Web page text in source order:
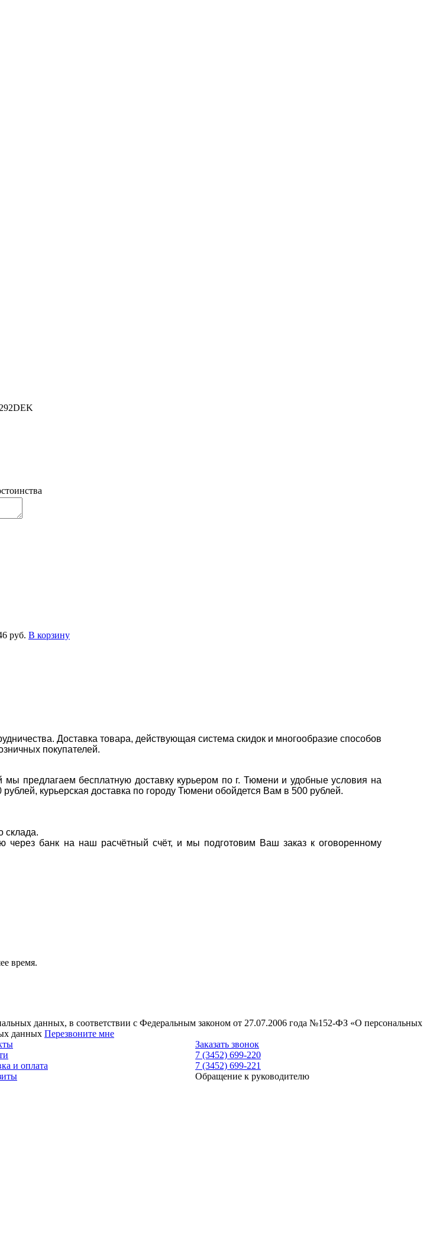
руб. В корзину
Доставка товара, действующая система скидок и многообразие способов
покупателей.
предлагаем бесплатную доставку курьером по г. Тюмени и удобные условия на
курьерская доставка по городу Тюмени обойдется Вам в 500 рублей.
склада.
через банк на наш расчётный счёт, и мы подготовим Ваш заказ к оговоренному
время.
данных, в соответствии с Федеральным законом от 27.07.2006 года №152-ФЗ «О персональных
данных Перезвоните мне
и оплата
Заказать звонок
7 (3452) 699-220
7 (3452) 699-221
Обращение к руководителю